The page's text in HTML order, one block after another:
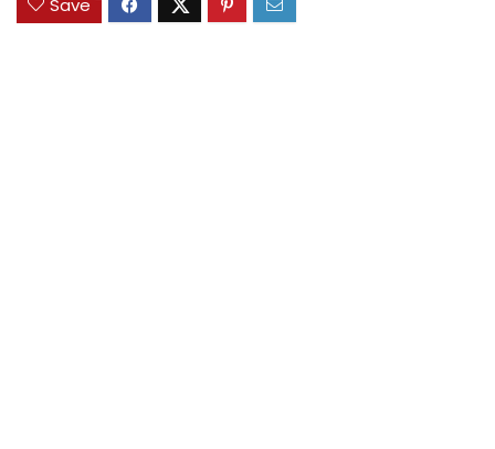
Save